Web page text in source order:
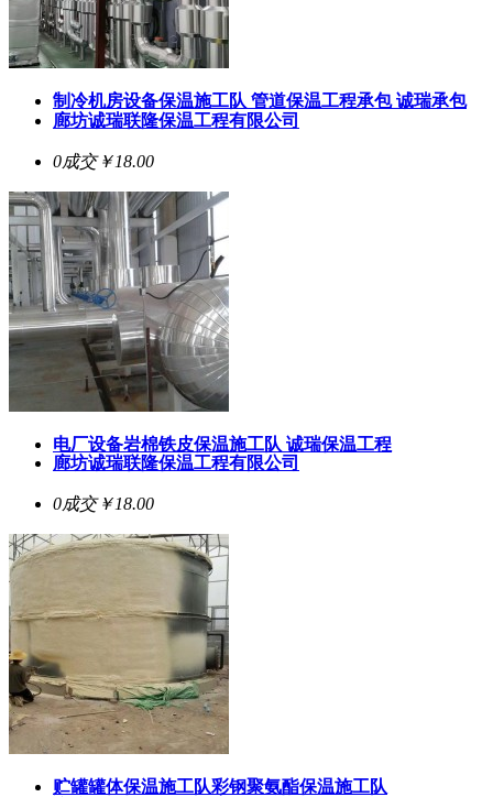
制冷机房设备保温施工队 管道保温工程承包 诚瑞承包
廊坊诚瑞联隆保温工程有限公司
0成交￥18.00
电厂设备岩棉铁皮保温施工队 诚瑞保温工程
廊坊诚瑞联隆保温工程有限公司
0成交￥18.00
贮罐罐体保温施工队彩钢聚氨酯保温施工队